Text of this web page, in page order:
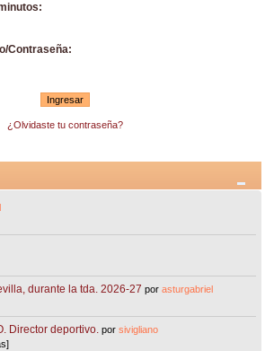
Contraseña:
¿Olvidaste tu contraseña?
durante la tda. 2026-27 porasturgabriel
Director deportivo. porsivigliano